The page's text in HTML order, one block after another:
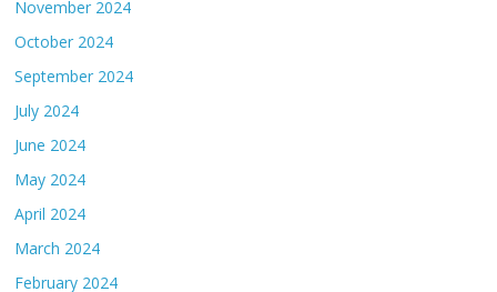
November 2024
October 2024
September 2024
July 2024
June 2024
May 2024
April 2024
March 2024
February 2024